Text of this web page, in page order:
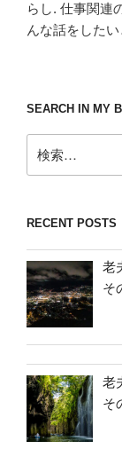
らし. 仕事関連
んな話をした
SEARCH IN MY
索:
RECENT POSTS
老
そ
老
そ